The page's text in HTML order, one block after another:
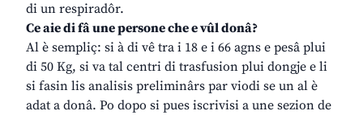
di un respiradôr.
Ce aie di fâ une persone che e vûl donâ?
Al è sempliç: si à di vê tra i 18 e i 66 agns e pesâ plui
di 50 Kg, si va tal centri di trasfusion plui dongje e li
si fasin lis analisis preliminârs par viodi se un al è
adat a donâ. Po dopo si pues iscrivisi a une sezion de